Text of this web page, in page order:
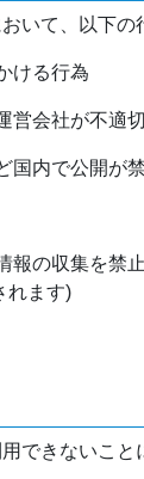
いて、以下の
ける行為
営会社が不適
内で公開が
の収集を禁
れます)
できないこ